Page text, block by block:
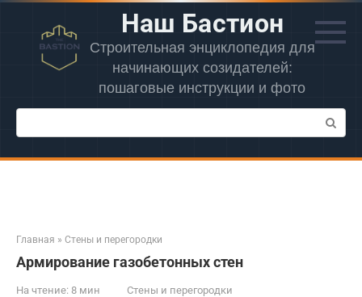
Перейти
контенту
Наш Бастион
Строительная энциклопедия для
начинающих созидателей:
пошаговые инструкции и фото
Поиск:
Главная » Стены и перегородки
Армирование газобетонных стен
На чтение: 8 мин Стены и перегородки